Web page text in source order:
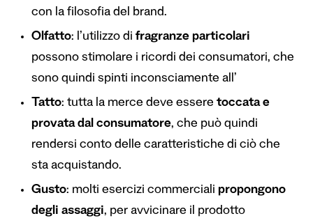
con la filosofia del brand.
Olfatto: l’utilizzo di fragranze particolari
possono stimolare i ricordi dei consumatori, che
sono quindi spinti inconsciamente all’
Tatto: tutta la merce deve essere toccata e
provata dal consumatore, che può quindi
rendersi conto delle caratteristiche di ciò che
sta acquistando.
Gusto: molti esercizi commerciali propongono
degli assaggi, per avvicinare il prodotto